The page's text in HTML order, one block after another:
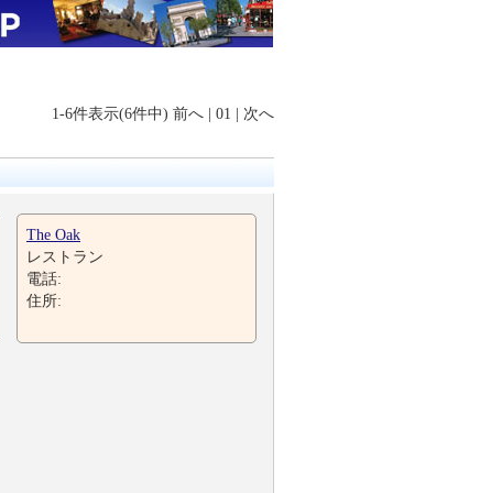
1-6件表示(6件中) 前へ | 01 | 次へ
The Oak
レストラン
電話:
住所: